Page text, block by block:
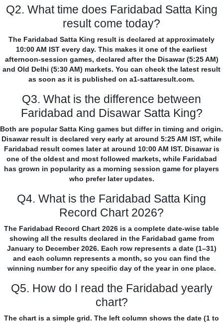
Q2. What time does Faridabad Satta King
result come today?
The Faridabad Satta King result is declared at approximately
10:00 AM IST every day. This makes it one of the earliest
afternoon-session games, declared after the Disawar (5:25 AM)
and Old Delhi (5:30 AM) markets. You can check the latest result
as soon as it is published on a1-sattaresult.com.
Q3. What is the difference between
Faridabad and Disawar Satta King?
Both are popular Satta King games but differ in timing and origin.
Disawar result is declared very early at around 5:25 AM IST, while
Faridabad result comes later at around 10:00 AM IST. Disawar is
one of the oldest and most followed markets, while Faridabad
has grown in popularity as a morning session game for players
who prefer later updates.
Q4. What is the Faridabad Satta King
Record Chart 2026?
The Faridabad Record Chart 2026 is a complete date-wise table
showing all the results declared in the Faridabad game from
January to December 2026. Each row represents a date (1–31)
and each column represents a month, so you can find the
winning number for any specific day of the year in one place.
Q5. How do I read the Faridabad yearly
chart?
The chart is a simple grid. The left column shows the date (1 to